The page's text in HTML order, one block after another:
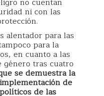
ni con las
alentador para las
para la
en cuanto a las
género tras cuatro
se demuestra la
de
de las